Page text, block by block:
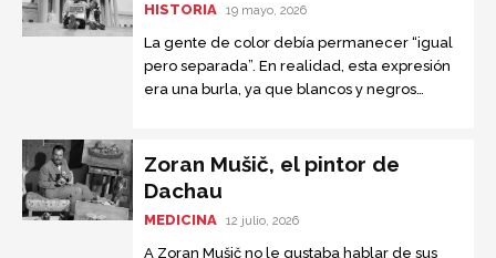
HISTORIA 19 mayo, 2026
La gente de color debía permanecer “igual
pero separada”. En realidad, esta expresión
era una burla, ya que blancos y negros
Zoran Mušič, el pintor de
Dachau
MEDICINA 12 julio, 2026
A Zoran Mušič no le gustaba hablar de sus